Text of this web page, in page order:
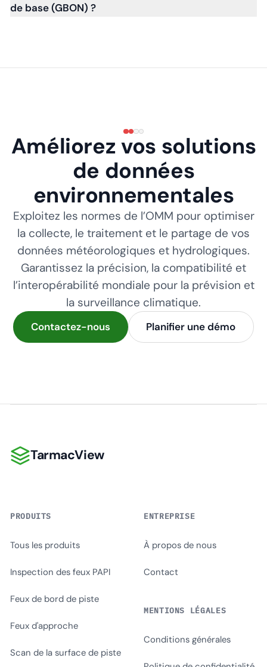
de base (GBON) ?
Améliorez vos solutions
de données
environnementales
Exploitez les normes de l’OMM pour optimiser
la collecte, le traitement et le partage de vos
données météorologiques et hydrologiques.
Garantissez la précision, la compatibilité et
l’interopérabilité mondiale pour la prévision et
la surveillance climatique.
Contactez-nous Planifier une démo
TarmacView
TarmacView
PRODUITS
Tous les produits
Inspection des feux PAPI
Feux de bord de piste
Feux d'approche
Scan de la surface de piste
ENTREPRISE
À propos de nous
Contact
MENTIONS LÉGALES
Conditions générales